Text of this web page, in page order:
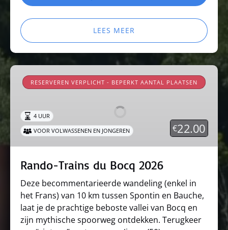
LEES MEER
Rando-
Trains
Bocq
2026
RESERVEREN VERPLICHT - BEPERKT AANTAL PLAATSEN
€22.00
4 UUR
VOOR VOLWASSENEN EN JONGEREN
Rando-Trains du Bocq 2026
Deze becommentarieerde wandeling (enkel in
het Frans) van 10 km tussen Spontin en Bauche,
laat je de prachtige beboste vallei van Bocq en
zijn mythische spoorweg ontdekken. Terugkeer